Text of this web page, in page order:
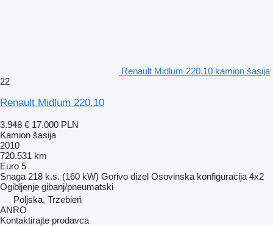
Renault Midlum 220.10 kamion šasija
22
Renault Midlum 220.10
3.948 € 17.000 PLN
Kamion šasija
2010
720.531 km
Euro 5
Snaga 218 k.s. (160 kW) Gorivo dizel Osovinska konfiguracija 4x2
Ogibljenje gibanj/pneumatski
Poljska, Trzebień
ANRO
Kontaktirajte prodavca